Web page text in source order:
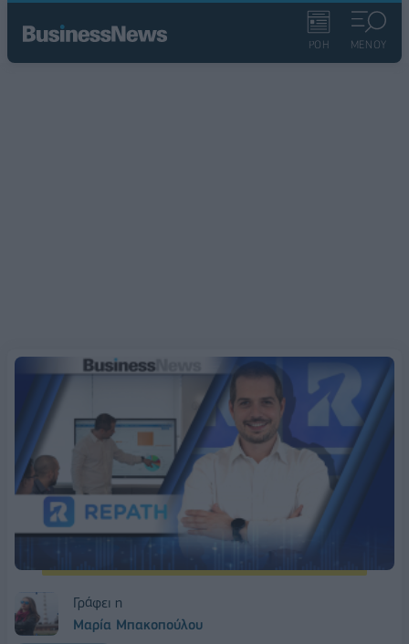
ΡΟΗ ΜΕΝΟΥ
Γράφει η
Μαρία Μπακοπούλου